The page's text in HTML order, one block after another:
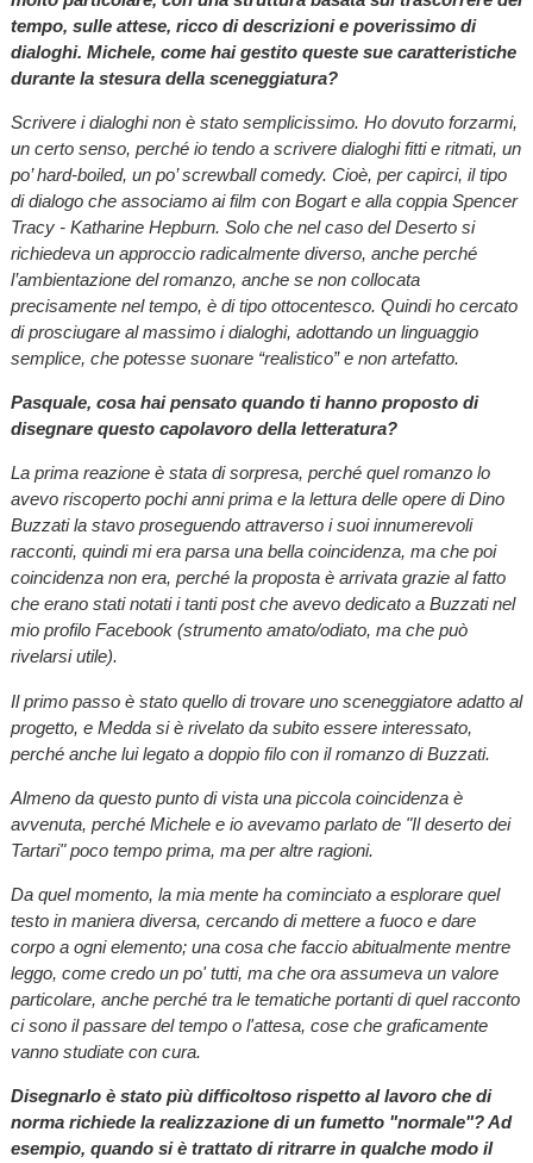
tempo, sulle attese, ricco di descrizioni e poverissimo di
dialoghi. Michele, come hai gestito queste sue caratteristiche
durante la stesura della sceneggiatura?
Scrivere i dialoghi non è stato semplicissimo. Ho dovuto forzarmi,
un certo senso, perché io tendo a scrivere dialoghi fitti e ritmati, un
po’ hard-boiled, un po’ screwball comedy. Cioè, per capirci, il tipo
di dialogo che associamo ai film con Bogart e alla coppia Spencer
Tracy - Katharine Hepburn. Solo che nel caso del Deserto si
richiedeva un approccio radicalmente diverso, anche perché
l’ambientazione del romanzo, anche se non collocata
precisamente nel tempo, è di tipo ottocentesco. Quindi ho cercato
di prosciugare al massimo i dialoghi, adottando un linguaggio
semplice, che potesse suonare “realistico” e non artefatto.
Pasquale, cosa hai pensato quando ti hanno proposto di
disegnare questo capolavoro della letteratura?
La prima reazione è stata di sorpresa, perché quel romanzo lo
avevo riscoperto pochi anni prima e la lettura delle opere di Dino
Buzzati la stavo proseguendo attraverso i suoi innumerevoli
racconti, quindi mi era parsa una bella coincidenza, ma che poi
coincidenza non era, perché la proposta è arrivata grazie al fatto
che erano stati notati i tanti post che avevo dedicato a Buzzati nel
mio profilo Facebook (strumento amato/odiato, ma che può
rivelarsi utile).
Il primo passo è stato quello di trovare uno sceneggiatore adatto al
progetto, e Medda si è rivelato da subito essere interessato,
perché anche lui legato a doppio filo con il romanzo di Buzzati.
Almeno da questo punto di vista una piccola coincidenza è
avvenuta, perché Michele e io avevamo parlato de "Il deserto dei
Tartari" poco tempo prima, ma per altre ragioni.
Da quel momento, la mia mente ha cominciato a esplorare quel
testo in maniera diversa, cercando di mettere a fuoco e dare
corpo a ogni elemento; una cosa che faccio abitualmente mentre
leggo, come credo un po' tutti, ma che ora assumeva un valore
particolare, anche perché tra le tematiche portanti di quel racconto
ci sono il passare del tempo o l'attesa, cose che graficamente
vanno studiate con cura.
Disegnarlo è stato più difficoltoso rispetto al lavoro che di
norma richiede la realizzazione di un fumetto "normale"? Ad
esempio, quando si è trattato di ritrarre in qualche modo il